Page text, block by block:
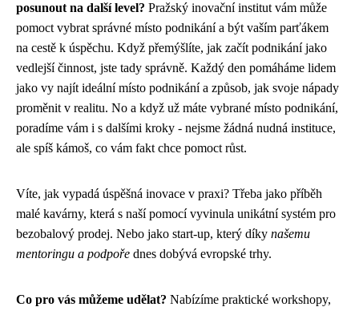
posunout na další level? Pražský inovační institut vám může
pomoct vybrat správné místo podnikánía být vaším parťákem
na cestě k úspěchu. Když přemýšlíte, jak začít podnikání jako
vedlejší činnost, jste tady správně. Každý den pomáháme lidem
jako vy najít ideální místo podnikání a způsob, jak svoje nápady
proměnit v realitu. No a když už máte vybrané místo podnikání,
poradíme vám i s dalšími kroky - nejsme žádná nudná instituce,
ale spíš kámoš, co vám fakt chce pomoct růst.
Víte, jak vypadá úspěšná inovace v praxi? Třeba jako příběh
malé kavárny, která s naší pomocí vyvinula unikátní systém pro
bezobalový prodej. Nebo jako start-up, který díky našemu
mentoringu a podpoře dnes dobývá evropské trhy.
Co pro vás můžeme udělat? Nabízíme praktické workshopy,